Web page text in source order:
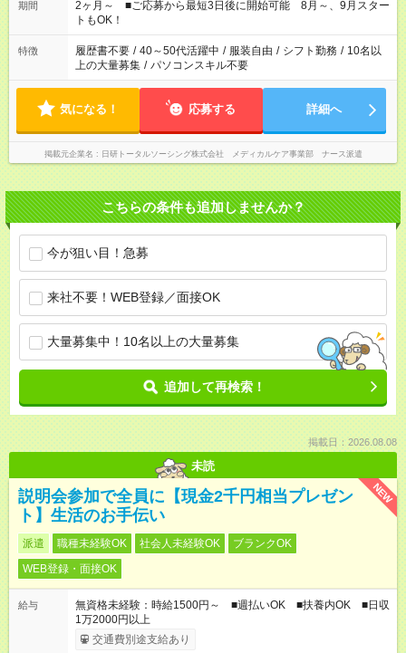
たい」 「できれば残業はしたくない」 など、ご希望があれば教
えてくださいね。 ※Wワーク希望の方へ 今ご覧のお仕事で希望
する勤務時間と、もう1つのお仕事の勤務時間。 合計で週40時
間を超える場合は応募できません
期間
2ヶ月～ ■ご応募から最短3日後に開始可能 8月～、9月スター
トもOK！
特徴 履歴書不要 / 40～50代活躍中 / 服装自由 / シフト勤務 / 10名以
上の大量募集 / パソコンスキル不要
気になる！ 応募する 詳細へ
掲載元企業名 日研トータルソーシング株式会社 メディカルケア事業部 ナース派遣
こちらの条件も追加しませんか？
今が狙い目！急募
来社不要！WEB登録／面接OK
大量募集中！10名以上の大量募集
追加して再検索！
掲載日：2026.08.08
未読
NEW
説明会参加で全員に【現金2千円相当プレゼン
ト】生活のお手伝い
派遣 職種未経験OK 社会人未経験OK
ブランクOK
WEB登録・面接OK
給与
無資格未経験：時給1500円～ ■週払いOK ■扶養内OK ■日収
1万2000円以上
交通費別途支給あり